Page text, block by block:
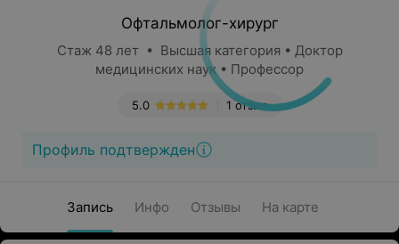
Офтальмолог-хирург
Стаж 48 лет • Высшая категория • Доктор
медицинских наук • Профессор
1 отзыв
5.0
Профиль подтвержден
Запись Инфо Отзывы На карте